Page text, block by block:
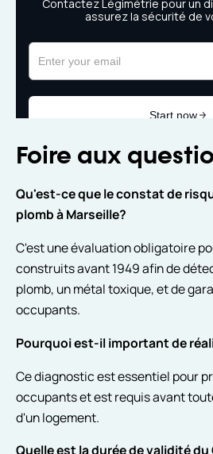
Foire aux
Qu'est-ce que le constat de
plomb à Marseille?
C'est une évaluation obligatoire
construits avant 1949 afin de
plomb, un métal toxique, et de
occupants.
Pourquoi est-il important de
Ce diagnostic est essentiel pour
occupants et est requis avant
d'un logement.
Quelle est la durée de validité du